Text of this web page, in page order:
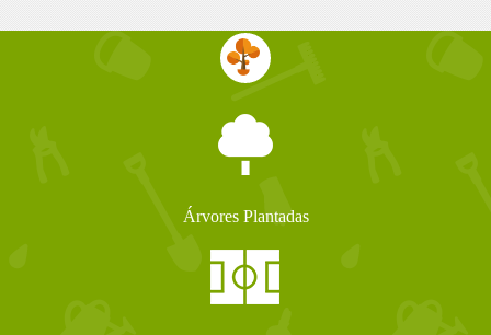
Árvores Plantadas